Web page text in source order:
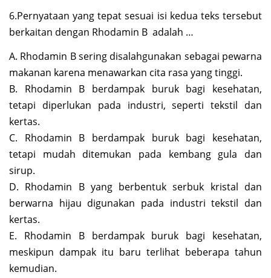
6.Pernyataan yang tepat sesuai isi kedua teks tersebut
berkaitan dengan Rhodamin B adalah …
A. Rhodamin B sering disalahgunakan sebagai pewarna
makanan karena menawarkan cita rasa yang tinggi.
B. Rhodamin B berdampak buruk bagi kesehatan,
tetapi diperlukan pada industri, seperti tekstil dan
kertas.
C. Rhodamin B berdampak buruk bagi kesehatan,
tetapi mudah ditemukan pada kembang gula dan
sirup.
D. Rhodamin B yang berbentuk serbuk kristal dan
berwarna hijau digunakan pada industri tekstil dan
kertas.
E. Rhodamin B berdampak buruk bagi kesehatan,
meskipun dampak itu baru terlihat beberapa tahun
kemudian.